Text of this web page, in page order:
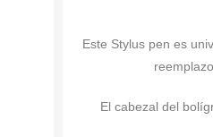
Este Stylus pen es
El cabezal del